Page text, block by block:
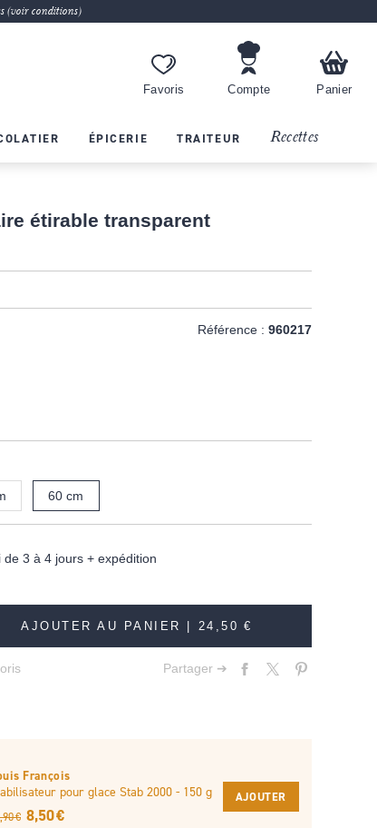
(voir conditions)
Favoris Compte Panier
ÉPICERIE TRAITEUR Recettes
étirable transparent
Référence : 960217
60 cm
3 à 4 jours + expédition
AJOUTER AU PANIER | 24,50 €
Partager ➔
François
pour glace Stab 2000 - 150 g
€ 8,50 €
AJOUTER